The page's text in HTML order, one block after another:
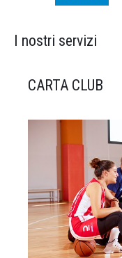
I nostri servizi
CARTA CLUB